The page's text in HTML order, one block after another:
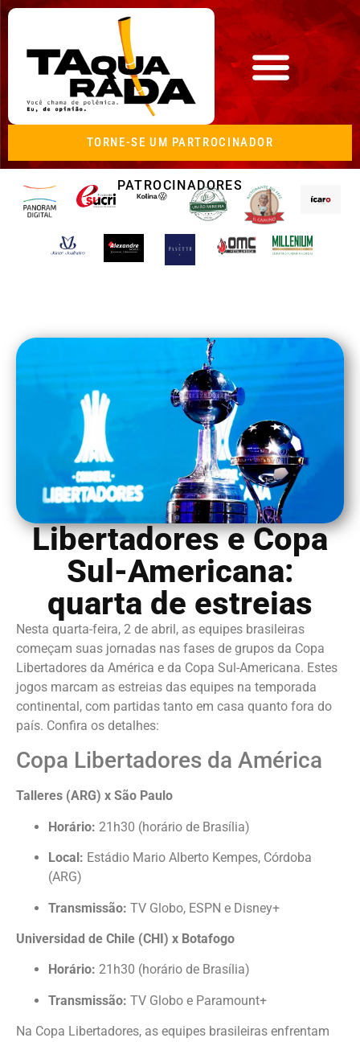
TORNE-SE UM PARTROCINADOR
PATROCINADORES
Libertadores e Copa
Sul-Americana:
quarta de estreias
Nesta quarta-feira, 2 de abril, as equipes brasileiras
começam suas jornadas nas fases de grupos da Copa
Libertadores da América e da Copa Sul-Americana. Estes
jogos marcam as estreias das equipes na temporada
continental, com partidas tanto em casa quanto fora do
país. Confira os detalhes:
Copa Libertadores da América
Talleres (ARG) x São Paulo
Horário: 21h30 (horário de Brasília)
Local: Estádio Mario Alberto Kempes, Córdoba
(ARG)
Transmissão: TV Globo, ESPN e Disney+
Universidad de Chile (CHI) x Botafogo
Horário: 21h30 (horário de Brasília)
Transmissão: TV Globo e Paramount+
Na Copa Libertadores, as equipes brasileiras enfrentam